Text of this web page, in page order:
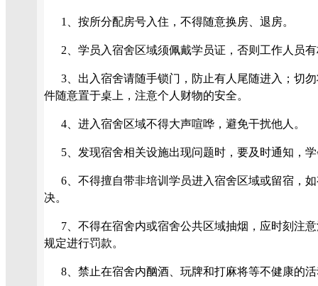
1、 按所分配房号入住，不得随意换房、退房。
2、 学员入宿舍区域须佩戴学员证，否则工作人员
3、 出入宿舍请随手锁门，防止有人尾随进入；切
件随意置于桌上，注意个人财物的安全。
4、 进入宿舍区域不得大声喧哗，避免干扰他人。
5、 发现宿舍相关设施出现问题时，要及时通知，
6、 不得擅自带非培训学员进入宿舍区域或留宿，
决。
7、 不得在宿舍内或宿舍公共区域抽烟，应时刻注
规定进行罚款。
8、 禁止在宿舍内酗酒、玩牌和打麻将等不健康的